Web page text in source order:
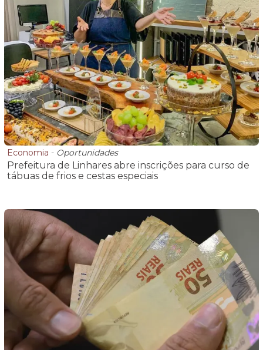
Economia - Oportunidades
Prefeitura de Linhares abre inscrições para curso de
tábuas de frios e cestas especiais